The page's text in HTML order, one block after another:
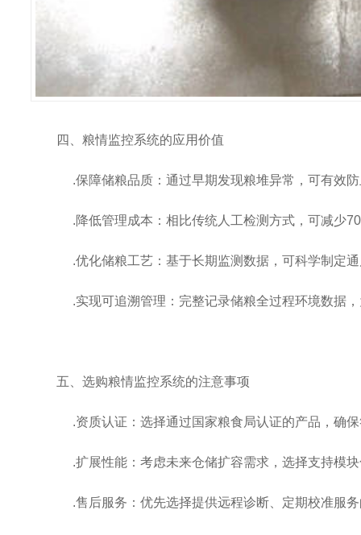
四、粮情监控系统的应用价值
.保障储粮品质：通过早期发现粮堆异常，可有效
.降低管理成本：相比传统人工检测方式，可减少
.优化储粮工艺：基于长期监测数据，可科学制定
.实现可追溯管理：完整记录储粮全过程环境数据
五、选购粮情监控系统的注意事项
.资质认证：选择通过国家粮食局认证的产品，确
.扩展性能：考虑未来仓储扩容需求，选择支持模
.售后服务：优先选择提供远程诊断、定期校准服